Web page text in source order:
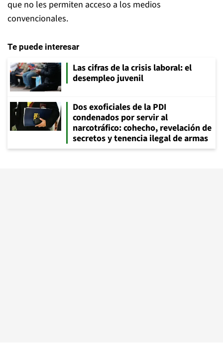
que no les permiten acceso a los medios
convencionales.
Te puede interesar
Las cifras de la crisis laboral: el
desempleo juvenil
Dos exoficiales de la PDI
condenados por servir al
narcotráfico: cohecho, revelación de
secretos y tenencia ilegal de armas